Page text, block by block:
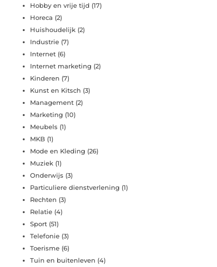
Hobby en vrije tijd (17)
Horeca (2)
Huishoudelijk (2)
Industrie (7)
Internet (6)
Internet marketing (2)
Kinderen (7)
Kunst en Kitsch (3)
Management (2)
Marketing (10)
Meubels (1)
MKB (1)
Mode en Kleding (26)
Muziek (1)
Onderwijs (3)
Particuliere dienstverlening (1)
Rechten (3)
Relatie (4)
Sport (51)
Telefonie (3)
Toerisme (6)
Tuin en buitenleven (4)